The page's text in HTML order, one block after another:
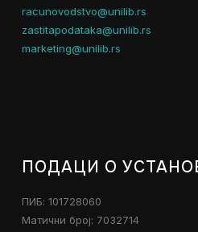
racunovodstvo@unilib.rs
zastitapodataka@unilib.rs
marketing@unilib.rs
ПОДАЦИ О
ПИБ: 101728060
Матични број: 7032714